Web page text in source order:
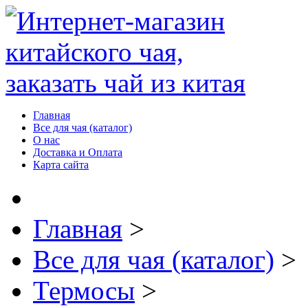
Главная
Все для чая (каталог)
О нас
Доставка и Оплата
Карта сайта
Главная >
Все для чая (каталог) >
Термосы >